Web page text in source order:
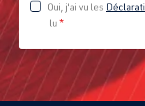
Oui, j'ai vu les
lu *